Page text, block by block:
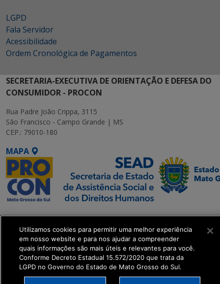
LGPD
Fala Servidor
Acessibilidade
Ordem Cronológica de Pagamentos
SECRETARIA-EXECUTIVA DE ORIENTAÇÃO E DEFESA DO
CONSUMIDOR - PROCON
Rua Padre João Crippa, 3115
São Francisco - Campo Grande | MS
CEP.: 79010-180
MAPA
SETDIG | Secretaria-
Executiva de
Transformação Digital
get_footer();
Utilizamos cookies para permitir uma melhor experiência
em nosso website e para nos ajudar a compreender
quais informações são mais úteis e relevantes para você.
Conforme Decreto Estadual 15.572/2020 que trata da
LGPD no Governo do Estado de Mato Grosso do Sul.